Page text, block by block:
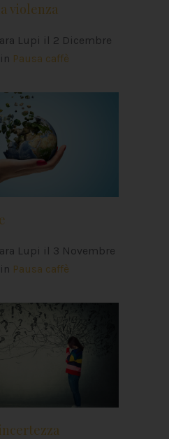
violenza
Lupi il 2 Dicembre
Pausa caffè
Lupi il 3 Novembre
Pausa caffè